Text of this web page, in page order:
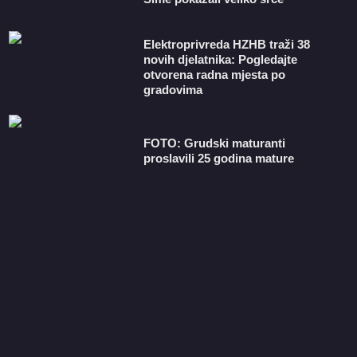
​Elektroprivreda HZHB traži 38
novih djelatnika: Pogledajte
otvorena radna mjesta po
gradovima
FOTO: Grudski maturanti
proslavili 25 godina mature